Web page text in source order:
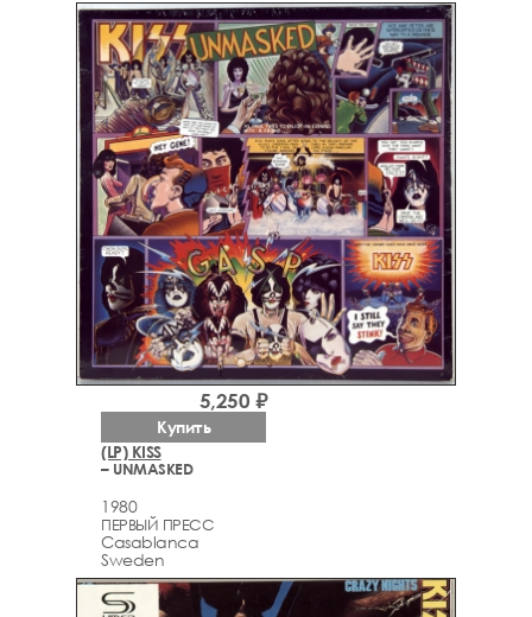
(LP) KISS
– UNMASKED
1980
ПЕРВЫЙ ПРЕСС
Casablanca
Sweden
5,250 ₽
Купить